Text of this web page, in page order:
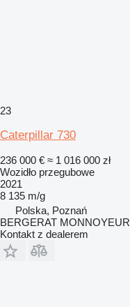
23
Caterpillar 730
236 000 € ≈ 1 016 000 zł
Wozidło przegubowe
2021
8 135 m/g
Polska, Poznań
BERGERAT
Kontakt z dealerem